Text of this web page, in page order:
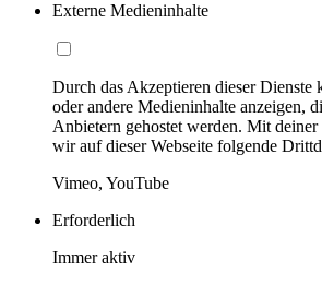
Externe Medieninhalte
Durch das Akzeptieren dieser
oder andere Medieninhalte anzeigen,
Anbietern gehostet werden. Mit
wir auf dieser Webseite folgende
Vimeo, YouTube
Erforderlich
Immer aktiv